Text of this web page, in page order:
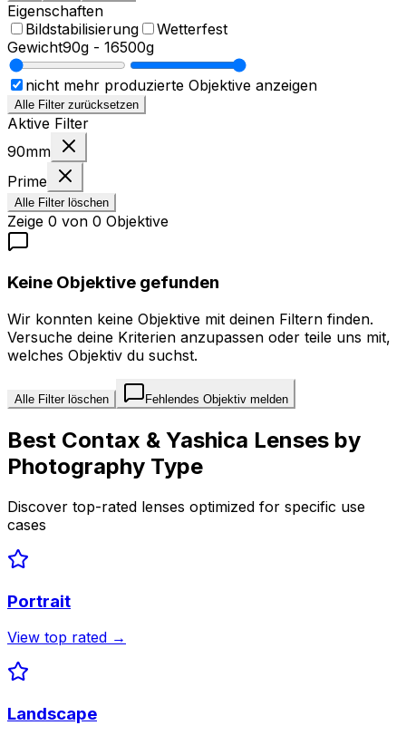
Eigenschaften
Bildstabilisierung
Wetterfest
Gewicht90g - 16500g
nicht mehr produzierte Objektive anzeigen
Alle Filter zurücksetzen
Aktive Filter
90mm
Prime
Alle Filter löschen
Zeige 0 von 0 Objektive
Keine Objektive gefunden
Wir konnten keine Objektive mit deinen Filtern finden.
Versuche deine Kriterien anzupassen oder teile uns mit,
welches Objektiv du suchst.
Alle Filter löschen Fehlendes Objektiv melden
Best Contax & Yashica Lenses by
Photography Type
Discover top-rated lenses optimized for specific use
cases
Portrait
View top rated →
Landscape